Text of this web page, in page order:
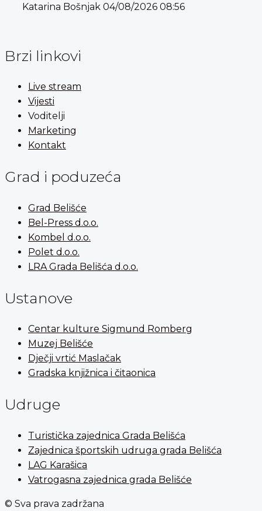
Katarina Bošnjak 04/08/2026 08:56
Brzi linkovi
Live stream
Vijesti
Voditelji
Marketing
Kontakt
Grad i poduzeća
Grad Belišće
Bel-Press d.o.o.
Kombel d.o.o.
Polet d.o.o.
LRA Grada Belišća d.o.o.
Ustanove
Centar kulture Sigmund Romberg
Muzej Belišće
Dječji vrtić Maslačak
Gradska knjižnica i čitaonica
Udruge
Turistička zajednica Grada Belišća
Zajednica športskih udruga grada Belišća
LAG Karašica
Vatrogasna zajednica grada Belišće
© Sva prava zadržana